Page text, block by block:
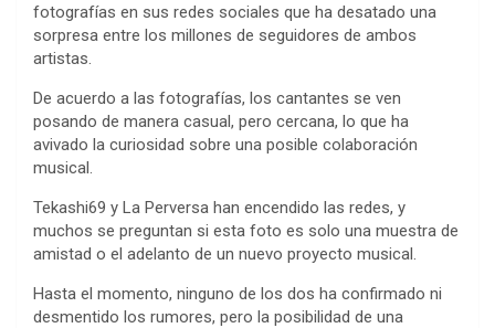
fotografías en sus redes sociales que ha desatado una
sorpresa entre los millones de seguidores de ambos
artistas.
De acuerdo a las fotografías, los cantantes se ven
posando de manera casual, pero cercana, lo que ha
avivado la curiosidad sobre una posible colaboración
musical.
Tekashi69 y La Perversa han encendido las redes, y
muchos se preguntan si esta foto es solo una muestra de
amistad o el adelanto de un nuevo proyecto musical.
Hasta el momento, ninguno de los dos ha confirmado ni
desmentido los rumores, pero la posibilidad de una